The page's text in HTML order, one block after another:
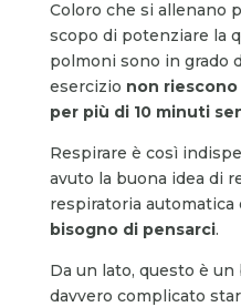
Coloro che si allenano
scopo di potenziare la
polmoni sono in grado
esercizio non riescono
per più di 10 minuti
Respirare è così
avuto la buona idea di
respiratoria automatica
bisogno di pensarci.
Da un lato, questo è
davvero complicato